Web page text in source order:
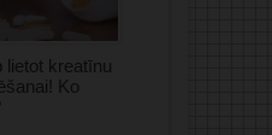
lietot kreatīnu
Ko